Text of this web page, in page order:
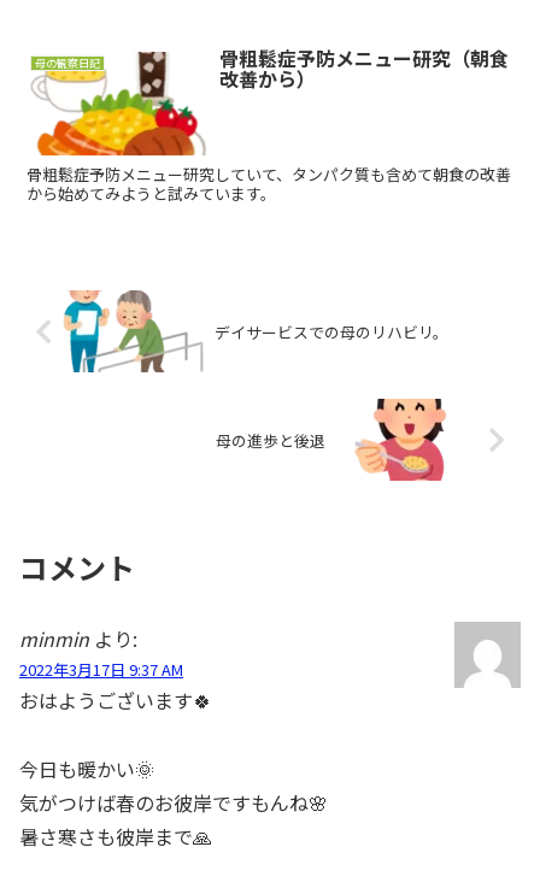
母の観察日記 骨粗鬆症予防メニュー研究（朝食
改善から）
骨粗鬆症予防メニュー研究していて、タンパク質も含めて朝食の改善
から始めてみようと試みています。
デイサービスでの母のリハビリ。
母の進歩と後退
コメント
minmin より:
2022年3月17日 9:37 AM
おはようございます🍀
今日も暖かい🌞
気がつけば春のお彼岸ですもんね🌸
暑さ寒さも彼岸まで🙏